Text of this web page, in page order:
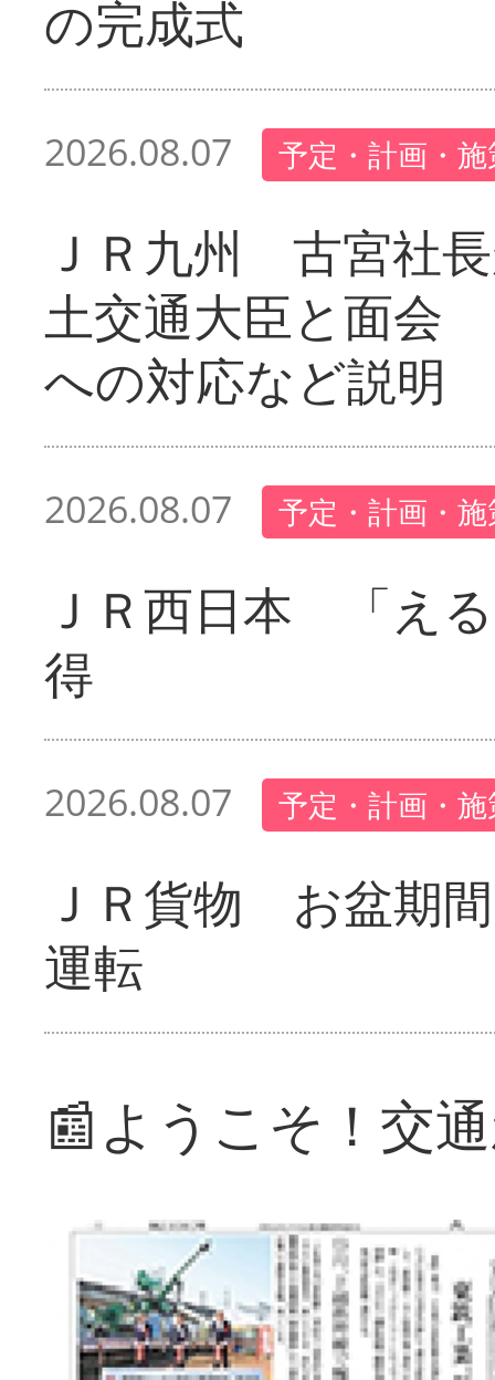
の完成式
2026.08.07 予定・計画・
ＪＲ九州 古宮社
土交通大臣と面会
への対応など説明
2026.08.07 予定・計画・
ＪＲ西日本 「え
得
2026.08.07 予定・計画・
ＪＲ貨物 お盆期
運転
📰ようこそ！交